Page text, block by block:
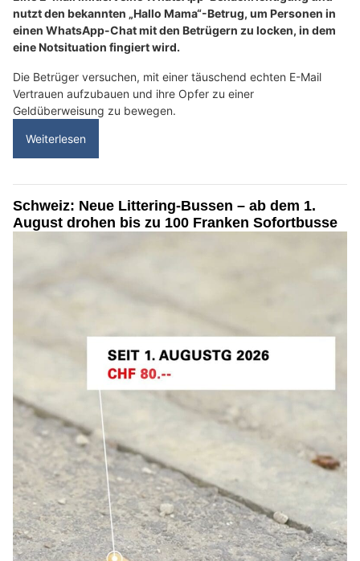
nutzt den bekannten „Hallo Mama“-Betrug, um Personen in
einen WhatsApp-Chat mit den Betrügern zu locken, in dem
eine Notsituation fingiert wird.
Die Betrüger versuchen, mit einer täuschend echten E-Mail
Vertrauen aufzubauen und ihre Opfer zu einer
Geldüberweisung zu bewegen.
Weiterlesen
Schweiz: Neue Littering-Bussen – ab dem 1.
August drohen bis zu 100 Franken Sofortbusse